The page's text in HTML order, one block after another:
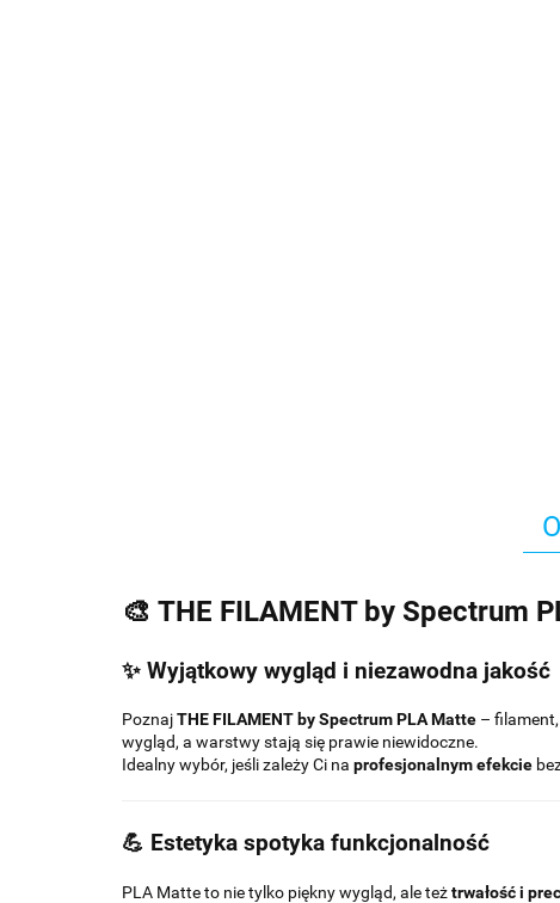
🎨 THE FILAMENT by Spectrum
✨ Wyjątkowy wygląd i niezawodna jakość
PoznajTHE FILAMENT by Spectrum PLA Matte –
wygląd, a warstwy stają się prawie niewidoczne.
Idealny wybór, jeśli zależy Ci na profesjonalnym efekcie
💪 Estetyka spotyka funkcjonalność
PLA Matte to nie tylko piękny wygląd, ale teżtrwałość i